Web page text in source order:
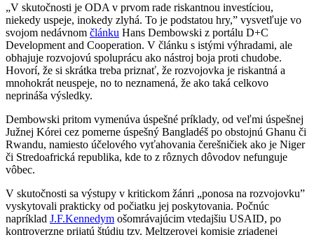
„V skutočnosti je ODA v prvom rade riskantnou investíciou,
niekedy uspeje, inokedy zlyhá. To je podstatou hry,” vysvetľuje vo
svojom nedávnom článku Hans Dembowski z portálu D+C
Development and Cooperation. V článku s istými výhradami, ale
obhajuje rozvojovú spoluprácu ako nástroj boja proti chudobe.
Hovorí, že si skrátka treba priznať, že rozvojovka je riskantná a
mnohokrát neuspeje, no to neznamená, že ako taká celkovo
neprináša výsledky.
Dembowski pritom vymenúva úspešné príklady, od veľmi úspešnej
Južnej Kórei cez pomerne úspešný Bangladéš po obstojnú Ghanu či
Rwandu, namiesto účelového vyťahovania čerešničiek ako je Niger
či Stredoafrická republika, kde to z rôznych dôvodov nefunguje
vôbec.
V skutočnosti sa výstupy v kritickom žánri „ponosa na rozvojovku”
vyskytovali prakticky od počiatku jej poskytovania. Počnúc
napríklad J.F.Kennedym ošomrávajúcim vtedajšiu USAID, po
kontroverzne prijatú štúdiu tzv. Meltzerovej komisie zriadenej